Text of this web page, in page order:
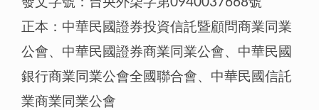
正本：中華民國證券投資信託暨顧問商業同業
公會、中華民國證券商業同業公會、中華民國
銀行商業同業公會全國聯合會、中華民國信託
業商業同業公會